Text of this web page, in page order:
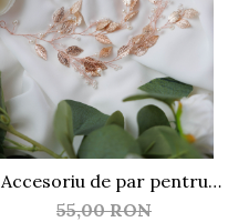
Accesoriu de par pentru
mirese ACP12
55,00 RON